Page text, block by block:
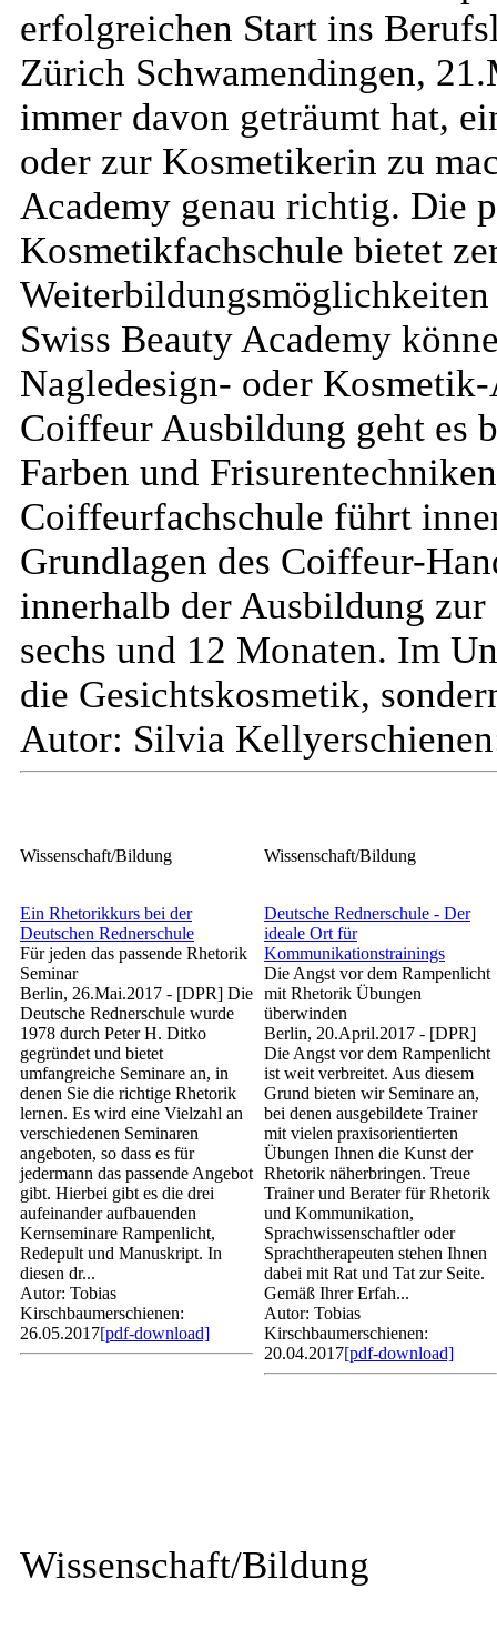
erfolgreichen Start ins
Zürich Schwamendingen,
immer davon geträumt hat,
oder zur Kosmetikerin zu
Academy genau richtig. Die
Kosmetikfachschule bietet
Swiss Beauty Academy
Nagledesign- oder
Coiffeur Ausbildung geht es
Farben und
Coiffeurfachschule führt
Grundlagen des Coiffeur-
innerhalb der Ausbildung
sechs und 12 Monaten. Im
die Gesichtskosmetik,
Autor: Silvia Kelly
Wissenschaft/Bildung
Ein Rhetorikkurs bei der
Deutschen Rednerschule
Für jeden das passende Rhetorik
Seminar
Berlin, 26.Mai.2017 - [DPR] Die
Deutsche Rednerschule wurde
1978 durch Peter H. Ditko
gegründet und bietet
umfangreiche Seminare an, in
denen Sie die richtige Rhetorik
lernen. Es wird eine Vielzahl an
verschiedenen Seminaren
angeboten, so dass es für
jedermann das passende Angebot
gibt. Hierbei gibt es die drei
aufeinander aufbauenden
Kernseminare Rampenlicht,
Redepult und Manuskript. In
diesen dr...
Autor: Tobias
Kirschbaumerschienen:
26.05.2017[pdf-download]
Wissenschaft/Bildung
Deutsche Rednerschule - Der
ideale Ort für
Kommunikationstrainings
Die Angst vor dem Rampenlicht
mit Rhetorik Übungen
überwinden
Berlin, 20.April.2017 - [DPR]
Die Angst vor dem Rampenlicht
ist weit verbreitet. Aus diesem
Grund bieten wir Seminare an,
bei denen ausgebildete Trainer
mit vielen praxisorientierten
Übungen Ihnen die Kunst der
Rhetorik näherbringen. Treue
Trainer und Berater für Rhetorik
und Kommunikation,
Sprachwissenschaftler oder
Sprachtherapeuten stehen Ihnen
dabei mit Rat und Tat zur Seite.
Gemäß Ihrer Erfah...
Autor: Tobias
Kirschbaumerschienen:
20.04.2017[pdf-download]
Wissenschaft/Bildung